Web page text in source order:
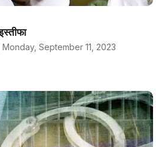
Monday, September 11, 2023